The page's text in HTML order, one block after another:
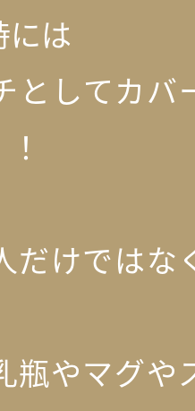
には
としてカバ
だけではな
瓶やマグや